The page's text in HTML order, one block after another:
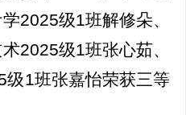
2025级1班解修朵、
2025级1班张心茹、
级1班张嘉怡荣获三等